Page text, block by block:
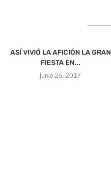
ASÍ VIVIÓ LA AFICIÓN LA GRAN
FIESTA EN...
junio 26, 2017